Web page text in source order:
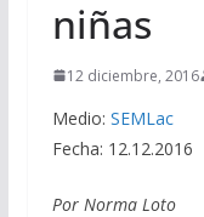
niñas
12 diciembre, 2016
Medio: SEMLac
Fecha: 12.12.2016
Por Norma Loto